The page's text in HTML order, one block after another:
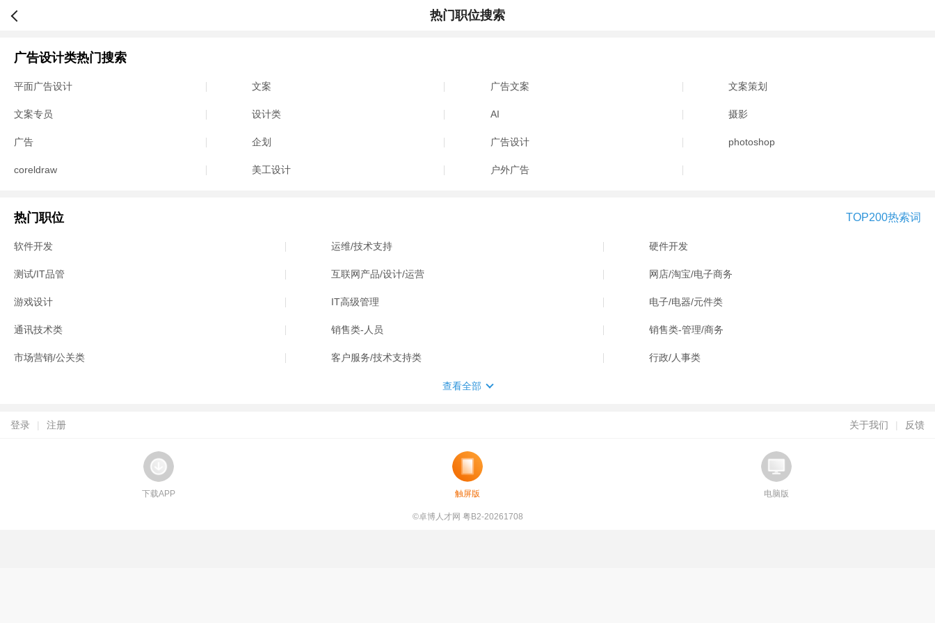
热门职位搜索
广告设计类热门搜索
平面广告设计 文案 广告文案 文案策划
文案专员 设计类 AI 摄影
广告 企划 广告设计 photoshop
coreldraw 美工设计 户外广告
热门职位 TOP200热索词
软件开发 运维/技术支持 硬件开发
测试/IT品管 互联网产品/设计/运营 网店/淘宝/电子商务
游戏设计 IT高级管理 电子/电器/元件类
通讯技术类 销售类-人员 销售类-管理/商务
市场营销/公关类 客户服务/技术支持类 行政/人事类
查看全部
登录 | 注册 关于我们 | 反馈
下载APP 触屏版 电脑版
©卓博人才网 粤B2-20261708